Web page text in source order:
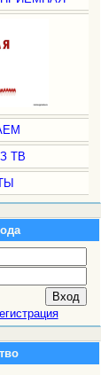
ТВ